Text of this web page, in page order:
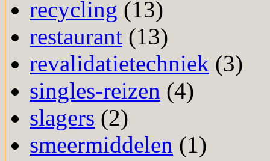
recycling (13)
restaurant (13)
revalidatietechniek (3)
singles-reizen (4)
slagers (2)
smeermiddelen (1)